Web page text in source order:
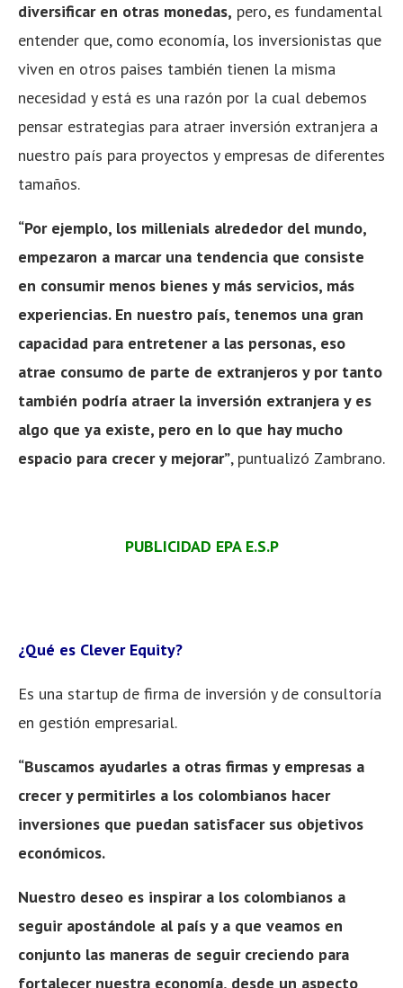
diversificar en otras monedas, pero, es fundamental
entender que, como economía, los inversionistas que
viven en otros paises también tienen la misma
necesidad y está es una razón por la cual debemos
pensar estrategias para atraer inversión extranjera a
nuestro país para proyectos y empresas de diferentes
tamaños.
“Por ejemplo, los millenials alrededor del mundo,
empezaron a marcar una tendencia que consiste
en consumir menos bienes y más servicios, más
experiencias. En nuestro país, tenemos una gran
capacidad para entretener a las personas, eso
atrae consumo de parte de extranjeros y por tanto
también podría atraer la inversión extranjera y es
algo que ya existe, pero en lo que hay mucho
espacio para crecer y mejorar”, puntualizó Zambrano.
PUBLICIDAD EPA E.S.P
¿Qué es Clever Equity?
Es una startup de firma de inversión y de consultoría
en gestión empresarial.
“Buscamos ayudarles a otras firmas y empresas a
crecer y permitirles a los colombianos hacer
inversiones que puedan satisfacer sus objetivos
económicos.
Nuestro deseo es inspirar a los colombianos a
seguir apostándole al país y a que veamos en
conjunto las maneras de seguir creciendo para
fortalecer nuestra economía, desde un aspecto